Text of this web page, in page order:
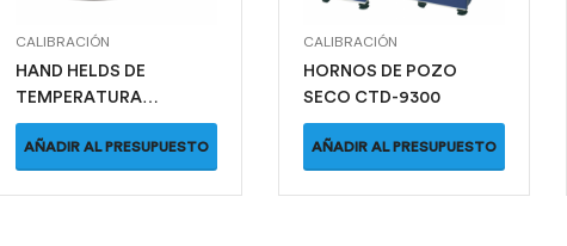
CALIBRACIÓN
HAND HELDS DE
TEMPERATURA
CTH6500
AÑADIR AL PRESUPUESTO
CALIBRACIÓN
HORNOS DE POZO
SECO CTD-9300
AÑADIR AL PRESUPUESTO